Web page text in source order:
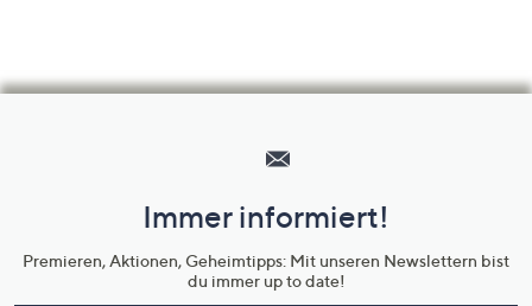
Unternehmensinformationen
Immer informiert!
Premieren, Aktionen, Geheimtipps: Mit unseren Newslettern bist
du immer up to date!